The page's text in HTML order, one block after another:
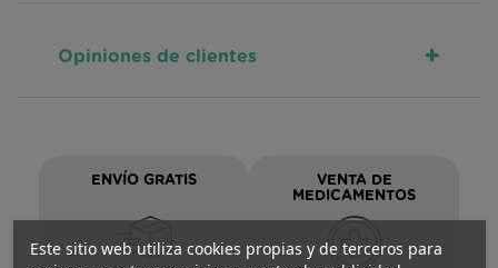
Este sitio web utiliza cookies propias y de terceros para
Opiniones de clientes +
ENVÍO GRATIS
VENTA DE
MEDICAMENTOS